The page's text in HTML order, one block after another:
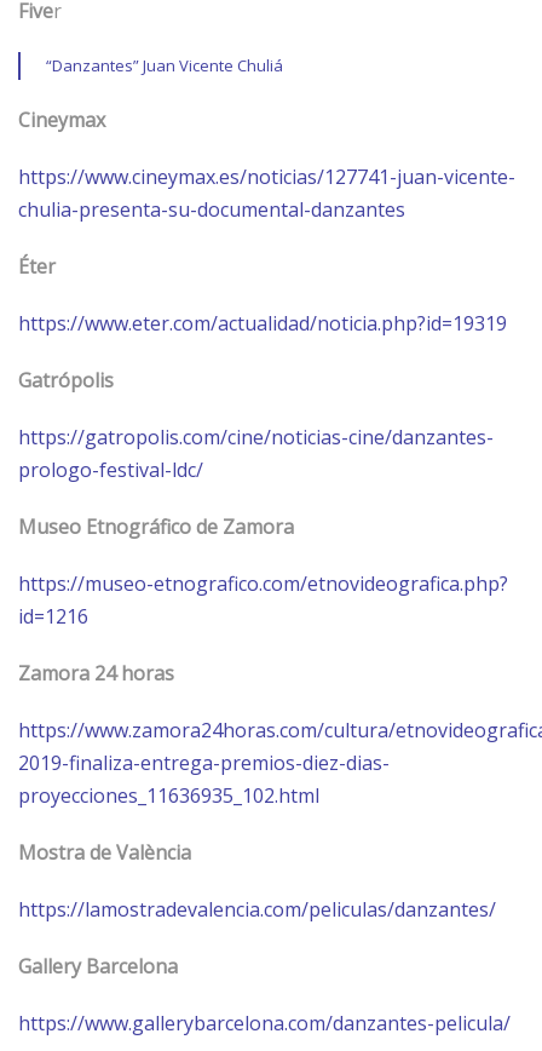
Fiver
“Danzantes” Juan Vicente Chuliá
Cineymax
https://www.cineymax.es/noticias/127741-juan-vicente-
chulia-presenta-su-documental-danzantes
Éter
https://www.eter.com/actualidad/noticia.php?id=19319
Gatrópolis
https://gatropolis.com/cine/noticias-cine/danzantes-
prologo-festival-ldc/
Museo Etnográfico de Zamora
https://museo-etnografico.com/etnovideografica.php?
id=1216
Zamora 24 horas
https://www.zamora24horas.com/cultura/
2019-finaliza-entrega-premios-diez-dias-
proyecciones_11636935_102.html
Mostra de València
https://lamostradevalencia.com/peliculas/danzantes/
Gallery Barcelona
https://www.gallerybarcelona.com/danzantes-pelicula/